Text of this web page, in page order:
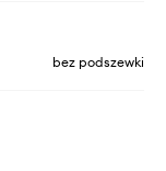
bez podszewki